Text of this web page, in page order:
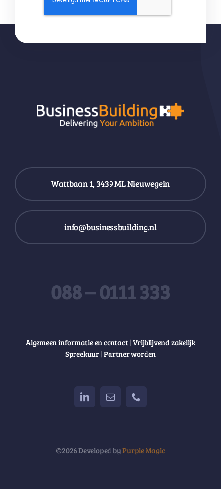
Wattbaan 1, 3439 ML Nieuwegein
info@businessbuilding.nl
088 – 0111 333
Algemeen informatie en contact | Vrijblijvend zakelijk
Spreekuur |Partner worden
©2026 Developed byPurple Magic